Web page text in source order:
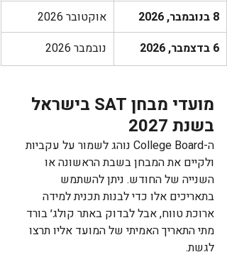
8 בנובמבר, 2026
אוקטובר 2026
6 בדצמבר, 2026
נובמבר 2026
מועדי מבחן SAT בישראל
בשנת 2027
ה-College Board נוהג לשמור על עקביות
ולקיים את המבחן בשבת הראשונה או
השנייה של החודש. ניתן להשתמש
בתאריכים אלו כדי לבנות תכנית למידה
ארוכת טווח, אבל לבדוק באתר קולג׳ בורד
מתי התאריך האמיתי של המועד אליו תרצו
לגשת.